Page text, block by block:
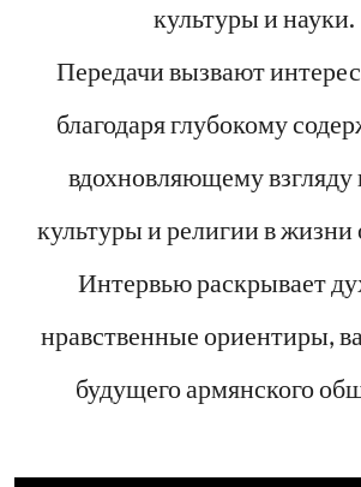
культуры и науки.
Передачи вызвают интерес
благодаря глубокому
вдохновляющему взгляду
культуры и религии в жизни
Интервью раскрывает
нравственные ориентиры,
будущего армянского